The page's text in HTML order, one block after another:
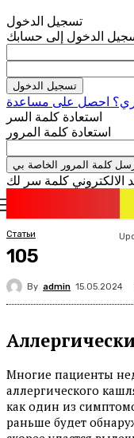
تسجيل الدخول
الدخول إلى حسابك
احصل على مساعدة
استعادة كلمة السر
استعادة كلمة المرور
Статьи
105
By admin 15.05.2024
Многие пациенты
аллергического
как один из
раньше будет